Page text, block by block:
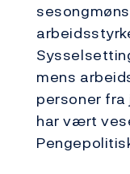
mens
personer
har vært